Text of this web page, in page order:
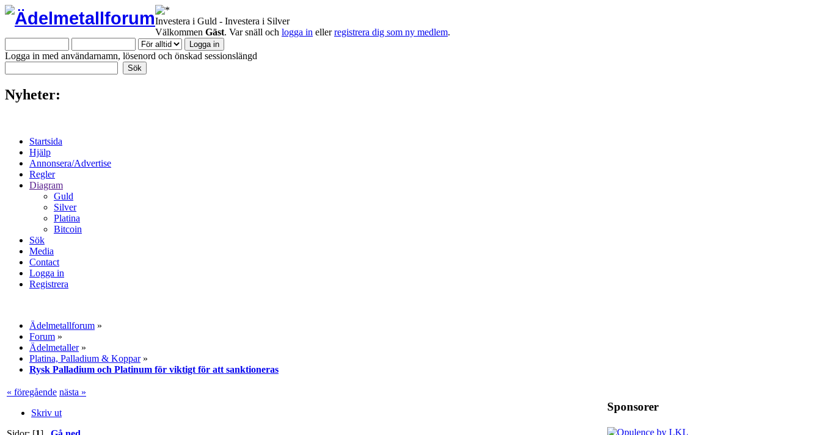
Investera i Guld - Investera i Silver
Välkommen Gäst. Var snäll och logga in ellerregistrera dig som ny medlem.
Logga in med användarnamn, lösenord och önskad sessionslängd
Nyheter:
Startsida
Hjälp
Annonsera/Advertise
Regler
Diagram
Guld
Silver
Platina
Bitcoin
Sök
Media
Contact
Logga in
Registrera
Ädelmetallforum »
Forum »
Ädelmetaller»
Platina, Palladium & Koppar»
Rysk Palladium och Platinum för viktigt för att sanktioneras
« föregående nästa »
Skriv ut
Sponsorer